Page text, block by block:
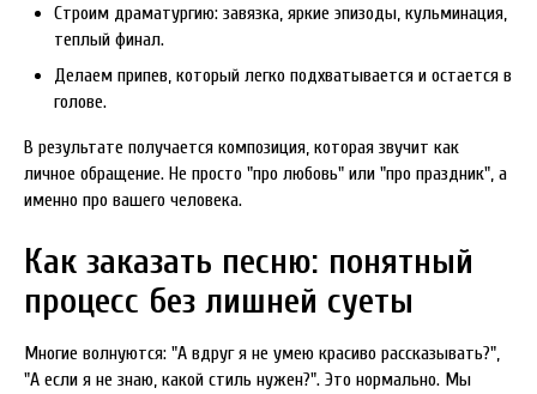
Строим драматургию: завязка, яркие эпизоды, кульминация,
теплый финал.
Делаем припев, который легко подхватывается и остается в
голове.
В результате получается композиция, которая звучит как
личное обращение. Не просто "про любовь" или "про праздник", а
именно про вашего человека.
Как заказать песню: понятный
процесс без лишней суеты
Многие волнуются: "А вдруг я не умею красиво рассказывать?",
"А если я не знаю, какой стиль нужен?". Это нормально. Мы